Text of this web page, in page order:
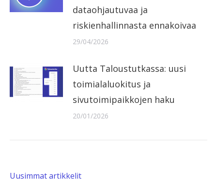
dataohjautuvaa ja
riskienhallinnasta ennakoivaa
29/04/2026
Uutta Taloustutkassa: uusi
toimialaluokitus ja
sivutoimipaikkojen haku
20/01/2026
Uusimmat artikkelit